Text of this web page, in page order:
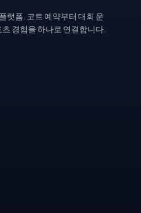
랫폼. 코트 예약부터 대회 운
경험을 하나로 연결합니다.